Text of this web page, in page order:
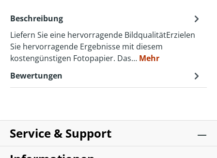
Beschreibung
Liefern Sie eine hervorragende BildqualitätErzielen
Sie hervorragende Ergebnisse mit diesem
kostengünstigen Fotopapier. Das… Mehr
Bewertungen
Service & Support